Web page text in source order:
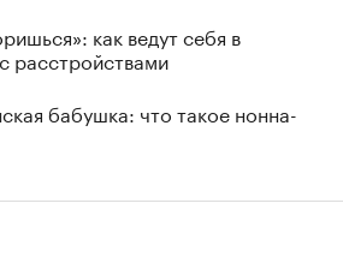
как ведут себя в
расстройствами
бабушка: что такое нонна-